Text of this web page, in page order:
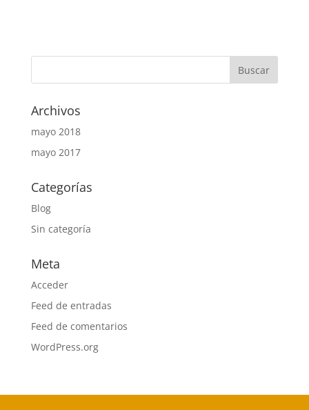
Archivos
mayo 2018
mayo 2017
Categorías
Blog
Sin categoría
Meta
Acceder
Feed de entradas
Feed de comentarios
WordPress.org